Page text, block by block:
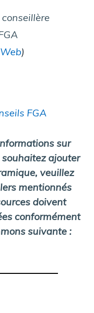
conseillère
)
FGA
sur
souhaitez ajouter
veuillez
mentionnés
doivent
conformément
suivante :